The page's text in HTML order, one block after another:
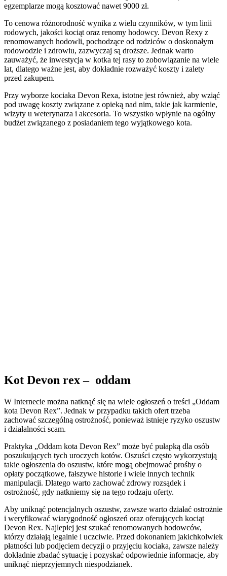
egzemplarze mogą kosztować nawet 9000 zł.
To cenowa różnorodność wynika z wielu czynników, w tym linii
rodowych, jakości kociąt oraz renomy hodowcy. Devon Rexy z
renomowanych hodowli, pochodzące od rodziców o doskonałym
rodowodzie i zdrowiu, zazwyczaj są droższe. Jednak warto
zauważyć, że inwestycja w kotka tej rasy to zobowiązanie na wiele
lat, dlatego ważne jest, aby dokładnie rozważyć koszty i zalety
przed zakupem.
Przy wyborze kociaka Devon Rexa, istotne jest również, aby wziąć
pod uwagę koszty związane z opieką nad nim, takie jak karmienie,
wizyty u weterynarza i akcesoria. To wszystko wpłynie na ogólny
budżet związanego z posiadaniem tego wyjątkowego kota.
Kot Devon rex – oddam
W Internecie można natknąć się na wiele ogłoszeń o treści „Oddam
kota Devon Rex”. Jednak w przypadku takich ofert trzeba
zachować szczególną ostrożność, ponieważ istnieje ryzyko oszustw
i działalności scam.
Praktyka „Oddam kota Devon Rex” może być pułapką dla osób
poszukujących tych uroczych kotów. Oszuści często wykorzystują
takie ogłoszenia do oszustw, które mogą obejmować prośby o
opłaty początkowe, fałszywe historie i wiele innych technik
manipulacji. Dlatego warto zachować zdrowy rozsądek i
ostrożność, gdy natkniemy się na tego rodzaju oferty.
Aby uniknąć potencjalnych oszustw, zawsze warto działać ostrożnie
i weryfikować wiarygodność ogłoszeń oraz oferujących kociąt
Devon Rex. Najlepiej jest szukać renomowanych hodowców,
którzy działają legalnie i uczciwie. Przed dokonaniem jakichkolwiek
płatności lub podjęciem decyzji o przyjęciu kociaka, zawsze należy
dokładnie zbadać sytuację i pozyskać odpowiednie informacje, aby
uniknąć nieprzyjemnych niespodzianek.